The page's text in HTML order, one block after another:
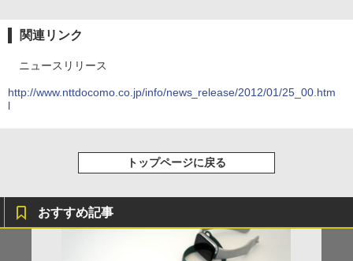
関連リンク
ニュースリリース
http://www.nttdocomo.co.jp/info/news_release/2012/01/25_00.htm
l
トップページに戻る
おすすめ記事